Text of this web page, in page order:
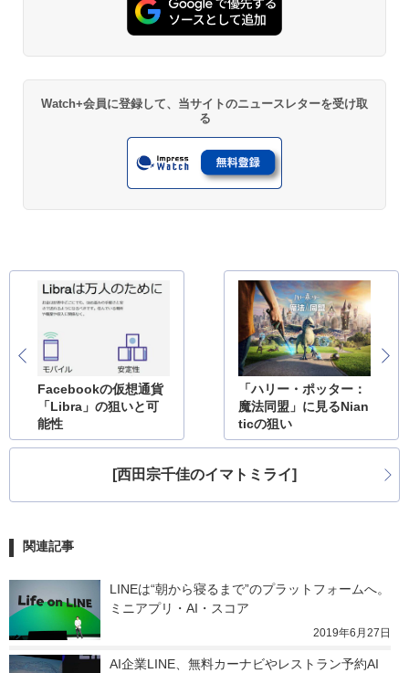
Watch+会員に登録して、当サイトのニュースレターを受け取
る
Facebookの仮想通貨
「Libra」の狙いと可
能性
「ハリー・ポッター：
魔法同盟」に見るNian
ticの狙い
[西田宗千佳のイマトミライ]
関連記事
LINEは“朝から寝るまで”のプラットフォームへ。
ミニアプリ・AI・スコア
2019年6月27日
AI企業LINE、無料カーナビやレストラン予約AI